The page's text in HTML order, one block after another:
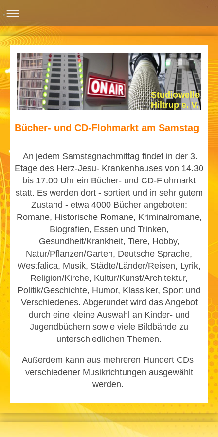
Studiowelle
Hiltrup e. V.
Bücher- und CD-Flohmarkt am Samstag
An jedem Samstagnachmittag findet in der 3.
Etage des Herz-Jesu- Krankenhauses von 14.30
bis 17.00 Uhr ein Bücher- und CD-Flohmarkt
statt. Es werden dort - sortiert und in sehr gutem
Zustand - etwa 4000 Bücher angeboten:
Romane, Historische Romane, Kriminalromane,
Biografien, Essen und Trinken,
Gesundheit/Krankheit, Tiere, Hobby,
Natur/Pflanzen/Garten, Deutsche Sprache,
Westfalica, Musik, Städte/Länder/Reisen, Lyrik,
Religion/Kirche, Kultur/Kunst/Architektur,
Politik/Geschichte, Humor, Klassiker, Sport und
Verschiedenes. Abgerundet wird das Angebot
durch eine kleine Auswahl an Kinder- und
Jugendbüchern sowie viele Bildbände zu
unterschiedlichen Themen.
Außerdem kann aus mehreren Hundert CDs
verschiedener Musikrichtungen ausgewählt
werden.